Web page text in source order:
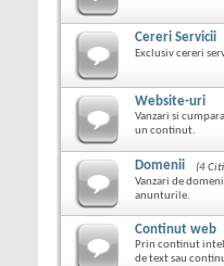
Cereri Servicii
Exclusiv cereri
Website-uri
Vanzari si
un continut.
Domenii
(4
Vanzari de
anunturile.
Continut web
Prin continut
de text sau